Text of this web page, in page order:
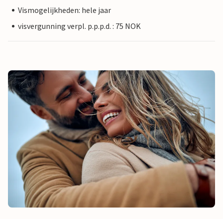
Vismogelijkheden: hele jaar
visvergunning verpl. p.p.p.d. : 75 NOK